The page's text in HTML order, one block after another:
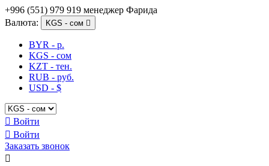
+996 (551) 979 919 менеджер Фарида
Валюта:
KGS - сом 
BYR - р.
KGS - сом
KZT - тен.
RUB - руб.
USD - $
 Войти
 Войти
Заказать звонок
